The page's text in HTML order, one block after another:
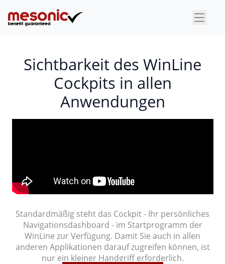
×
Sichtbarkeit des WinLine
Cockpits in allen
Anwendungen
Standardmäßig steht das Cockpit - Ihr persönliches
Navigationsdashboard - im Startprogramm der
WinLine zur Verfügung. Damit Sie auch in allen
anderen Applikationen darauf zugreifen können, ist
nur ein kleiner Handgriff erforderlich.